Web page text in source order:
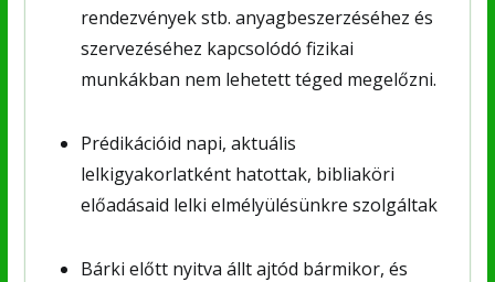
rendezvények stb. anyagbeszerzéséhez és
szervezéséhez kapcsolódó fizikai
munkákban nem lehetett téged megelőzni.
Prédikációid napi, aktuális
lelkigyakorlatként hatottak, bibliaköri
előadásaid lelki elmélyülésünkre szolgáltak
Bárki előtt nyitva állt ajtód bármikor, és